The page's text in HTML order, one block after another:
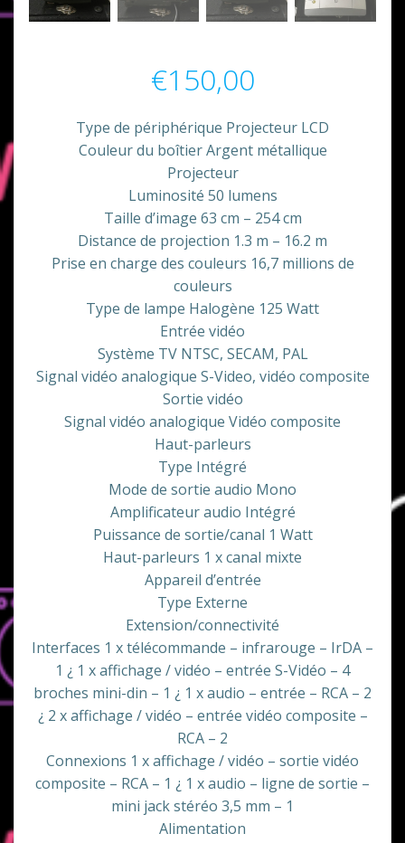
€150,00
Type de périphérique Projecteur LCD
Couleur du boîtier Argent métallique
Projecteur
Luminosité 50 lumens
Taille d’image 63 cm – 254 cm
Distance de projection 1.3 m – 16.2 m
Prise en charge des couleurs 16,7 millions de
couleurs
Type de lampe Halogène 125 Watt
Entrée vidéo
Système TV NTSC, SECAM, PAL
Signal vidéo analogique S-Video, vidéo composite
Sortie vidéo
Signal vidéo analogique Vidéo composite
Haut-parleurs
Type Intégré
Mode de sortie audio Mono
Amplificateur audio Intégré
Puissance de sortie/canal 1 Watt
Haut-parleurs 1 x canal mixte
Appareil d’entrée
Type Externe
Extension/connectivité
Interfaces 1 x télécommande – infrarouge – IrDA –
1 ¿ 1 x affichage / vidéo – entrée S-Vidéo – 4
broches mini-din – 1 ¿ 1 x audio – entrée – RCA – 2
¿ 2 x affichage / vidéo – entrée vidéo composite –
RCA – 2
Connexions 1 x affichage / vidéo – sortie vidéo
composite – RCA – 1 ¿ 1 x audio – ligne de sortie –
mini jack stéréo 3,5 mm – 1
Alimentation